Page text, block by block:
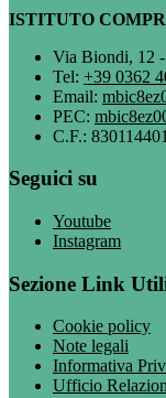
ISTITUTO
Via Biondi, 12
Tel: +39 0362
Email:
PEC:
C.F.:
Seguici su
Youtube
Instagram
Sezione Link
Cookie policy
Note legali
Informativa
Ufficio